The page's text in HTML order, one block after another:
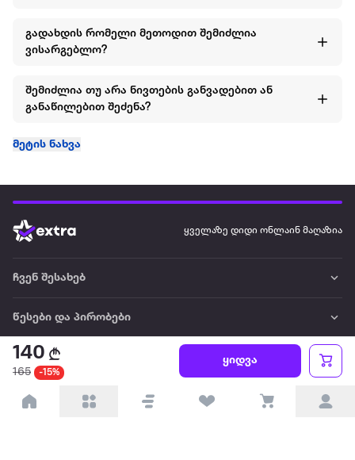
140
165 -15%
ყიდვა
გადახდის რომელი მეთოდით შემიძლია
ვისარგებლო?
შემიძლია თუ არა ნივთების განვადებით ან
განაწილებით შეძენა?
მეტის ნახვა
ყველაზე დიდი ონლაინ მაღაზია
ჩვენ შესახებ
წესები და პირობები
პარტნიორებისთვის
ტრენდული